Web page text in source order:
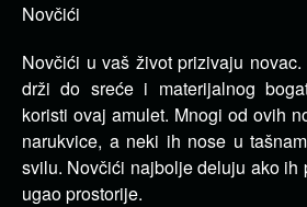
Novčići
Novčići u vaš život prizivaju
drži do sreće i materijalnog
koristi ovaj amulet. Mnogi od ovih
narukvice, a neki ih nose u
svilu. Novčići najbolje deluju ako ih
ugao prostorije.